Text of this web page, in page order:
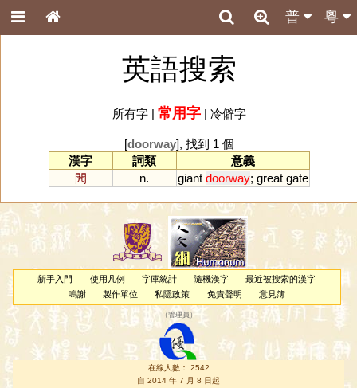
粵
普
英語搜索
所有字| 常用字| 冷僻字
[doorway], 找到 1 個
漢字
詞類
意義
閌
n. giant doorway; great gate
新手入門 使用凡例 字庫統計 隨機漢字
最近被搜索的漢字
鳴謝
製作單位 私隱政策 免責聲明 意見簿
（管理員 ）
在線人數： 2542
自 2014 年 7 月 8 日起